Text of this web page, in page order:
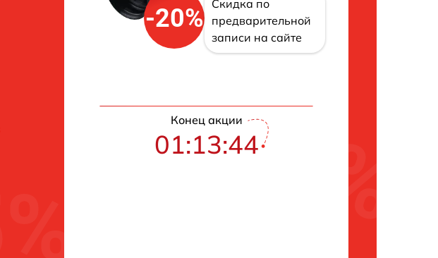
-20%
Скидка по
предварительной
записи на сайте
Конец акции
01:13:43